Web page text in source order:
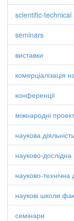
scientific-technical
seminars
виставки
комерціалізація
конференції
міжнародні
наукова діяльність
науково-дослідна
науково-технічна
наукові школи
семінари